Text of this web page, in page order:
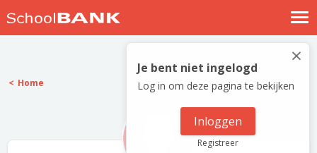
Nostalgische verhalen
Log in
Meld je gratis aan
×
Je bent niet ingelogd
Log in om deze pagina te bekijken
Inloggen
Registreer
Home